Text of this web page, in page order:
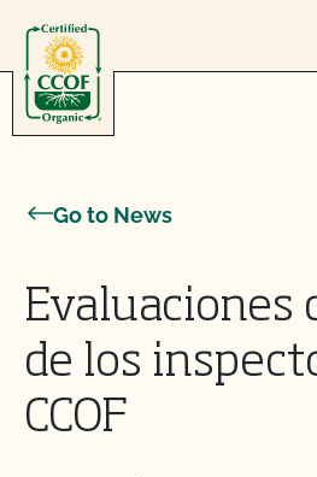
Go to News
Evaluaciones
de los
CCOF